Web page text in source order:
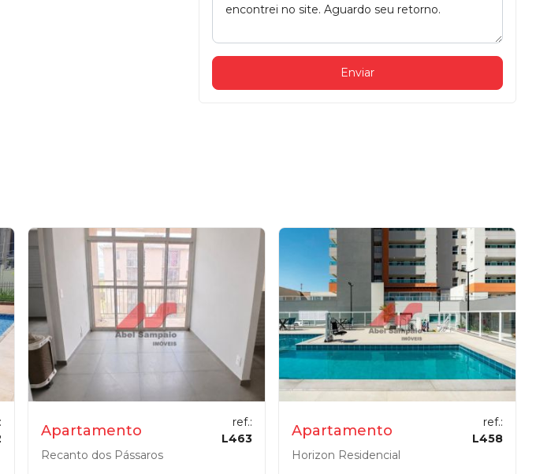
Enviar
Apartamento
ref.:
L463
Recanto dos Pássaros
Apartamento
ref.:
L458
Horizon Residencial